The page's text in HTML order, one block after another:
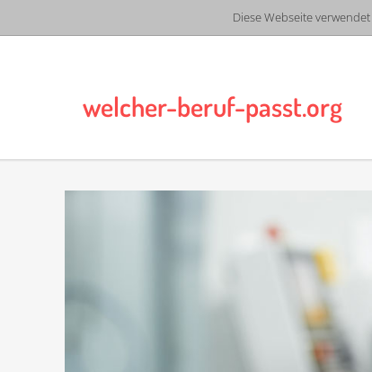
Diese Webseite
welcher-beruf-passt.org